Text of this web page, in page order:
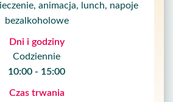
animacja, lunch, napoje
bezalkoholowe
Dni i godziny
Codziennie
10:00 - 15:00
Czas trwania